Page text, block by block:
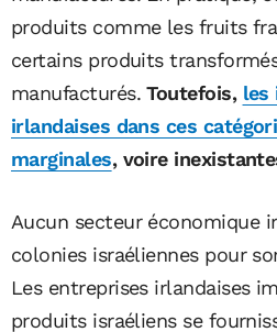
produits comme les fruits
certains produits
manufacturés.Toutefois, les
irlandaises dans ces
marginales, voire
Aucun secteur économique
colonies israéliennes pour
Les entreprises irlandaises
produits israéliens se